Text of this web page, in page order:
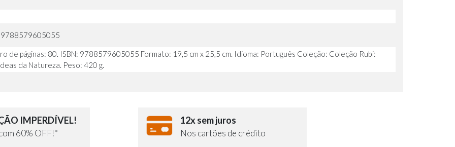
9788579605055
de páginas: 80. ISBN: 9788579605055 Formato: 19,5 cm x 25,5 cm. Idioma: Português Coleção: Coleção Rubi:
da Natureza. Peso: 420 g.
IMPERDÍVEL!
60% OFF!*
12x sem juros
Nos cartões de crédito